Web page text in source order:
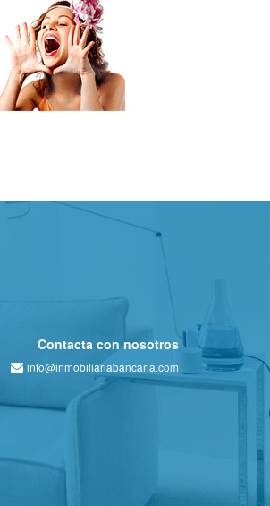
Contacta con nosotros
info@inmobiliariabancaria.com